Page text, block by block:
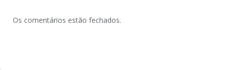
Os comentários estão fechados.